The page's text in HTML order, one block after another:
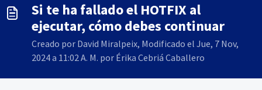
Si te ha fallado el HOTFIX al
ejecutar, cómo debes continuar
Creado por David Miralpeix, Modificado el Jue, 7 Nov,
2024 a 11:02 A. M. por Érika Cebriá Caballero